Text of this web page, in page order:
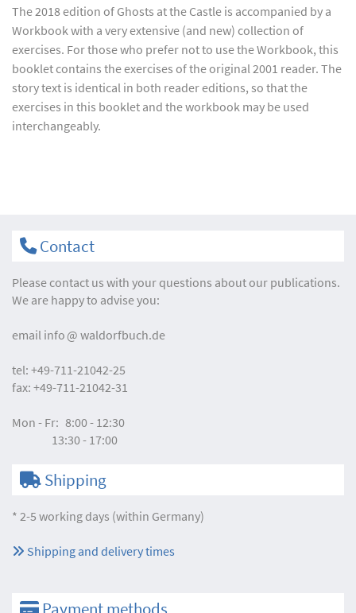
The 2018 edition of Ghosts at the Castle is accompanied by a
Workbook with a very extensive (and new) collection of
exercises. For those who prefer not to use the Workbook, this
booklet contains the exercises of the original 2001 reader. The
story text is identical in both reader editions, so that the
exercises in this booklet and the workbook may be used
interchangeably.
Contact
Please contact us with your questions about our publications.
We are happy to advise you:
email info waldorfbuch.de
tel: +49-711-21042-25
fax: +49-711-21042-31
Mon - Fr: 8:00 - 12:30
13:30 - 17:00
Shipping
* 2-5 working days (within Germany)
Shipping and delivery times
Payment methods